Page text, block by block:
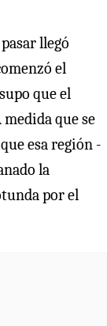
llegó
el
que el
que se
esa región -
la
por el